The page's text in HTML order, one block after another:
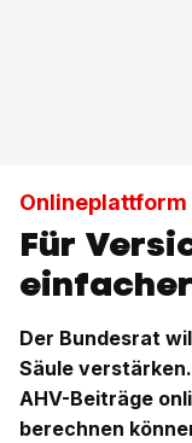
Onlineplattform
Für
Der Bundesrat
Säule
AHV-Beiträge
berechnen